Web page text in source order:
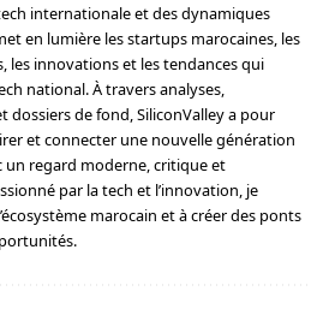
internationale et des dynamiques
en lumière les startups marocaines, les
les innovations et les tendances qui
national. À travers analyses,
dossiers de fond, SiliconValley a pour
et connecter une nouvelle génération
un regard moderne, critique et
par la tech et l’innovation, je
marocain et à créer des ponts